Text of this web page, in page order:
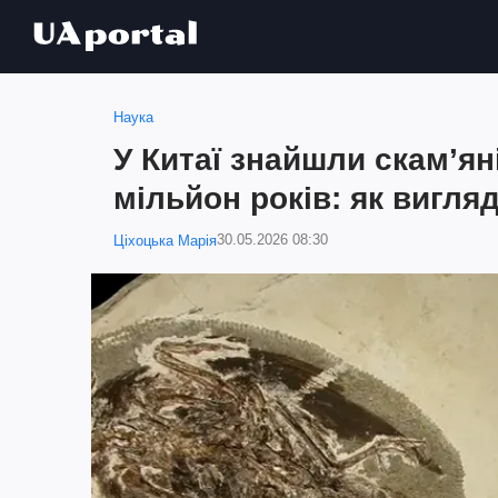
Наука
У Китаї знайшли
мільйон років: як
Ціхоцька Марія30.05.2026 08:30